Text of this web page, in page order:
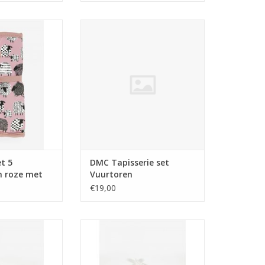
WINKELWAGEN
5
roze met
DMC Tapisserie set
Vuurtoren
€19,00